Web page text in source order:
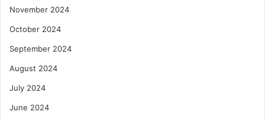
November 2024
October 2024
September 2024
August 2024
July 2024
June 2024